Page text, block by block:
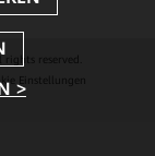
reserved.
Einstellungen
>